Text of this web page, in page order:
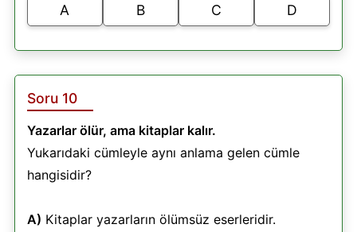
A B C D
Soru 10
Yazarlar ölür, ama kitaplar kalır.
Yukarıdaki cümleyle aynı anlama gelen cümle
hangisidir?
A) Kitaplar yazarların ölümsüz eserleridir.